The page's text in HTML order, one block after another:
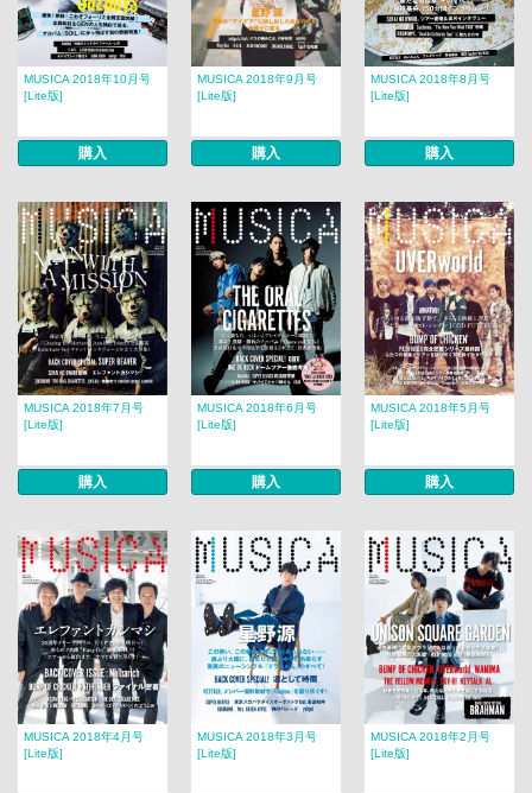
MUSICA 2018年10月号
[Lite版]
購入
MUSICA 2018年9月号
[Lite版]
購入
MUSICA 2018年8月号
[Lite版]
購入
MUSICA 2018年7月号
[Lite版]
購入
MUSICA 2018年6月号
[Lite版]
購入
MUSICA 2018年5月号
[Lite版]
購入
MUSICA 2018年4月号
[Lite版]
MUSICA 2018年3月号
[Lite版]
MUSICA 2018年2月号​​
[Lite版]